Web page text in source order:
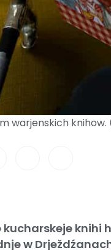
warjenskich
kucharskeje
w